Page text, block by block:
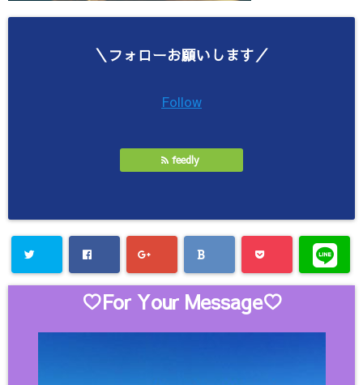
＼フォローお願いします／
Follow
feedly
♡For Your Message♡